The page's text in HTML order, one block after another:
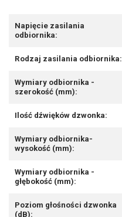
Napięcie zasilania
odbiornika:
Rodzaj zasilania odbiornika:
Wymiary odbiornika -
szerokość (mm):
Ilość dźwięków dzwonka:
Wymiary odbiornika-
wysokość (mm):
Wymiary odbiornika -
głębokość (mm):
Poziom głośności dzwonka
(dB):